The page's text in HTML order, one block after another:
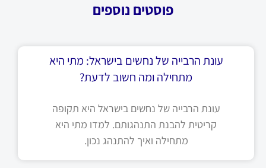
פוסטים נוספים
עונת הרבייה של נחשים בישראל: מתי היא
מתחילה ומה חשוב לדעת?
עונת הרבייה של נחשים בישראל היא תקופה
קריטית להבנת התנהגותם. למדו מתי היא
מתחילה ואיך להתנהג נכון.